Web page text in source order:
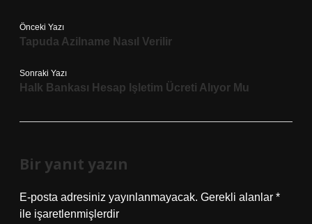
Önceki Yazı
Tapuda Azilname Nasıl Verilir
Sonraki Yazı
Halk Bankası Hesap Işletim Ücreti Alıyor Mu
Bir yanıt yazın
E-posta adresiniz yayınlanmayacak. Gerekli alanlar *
ile işaretlenmişlerdir